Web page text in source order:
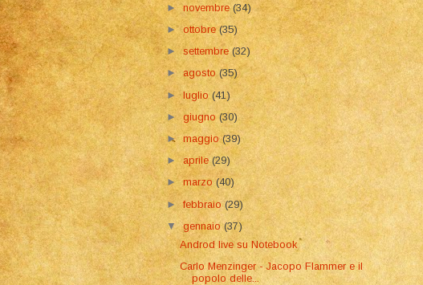
►novembre(34)
►ottobre(35)
►settembre(32)
►agosto(35)
►luglio(41)
►giugno(30)
►maggio(39)
►aprile(29)
►marzo(40)
►febbraio(29)
▼gennaio(37)
Androd live su Notebook
Carlo Menzinger - Jacopo Flammer e il
popolo delle...